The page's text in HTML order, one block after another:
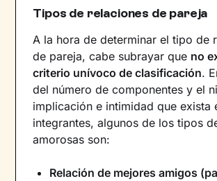
Tipos de relaciones de pareja
A la hora de determinar el tipo de
de pareja, cabe subrayar que no
criterio unívoco de clasificación.
del número de componentes y el
implicación e intimidad que exista
integrantes, algunos de los tipos
amorosas son:
Relación de mejores amigos